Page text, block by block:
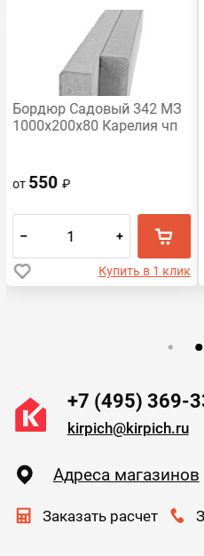
Бордюр Садовый 342 МЗ
1000х200х80 Карелия чп
от 550₽
– +
Купить в 1 клик
+7 (495) 369-
kirpich@kirpich.ru
Адреса магазинов
Заказать расчет